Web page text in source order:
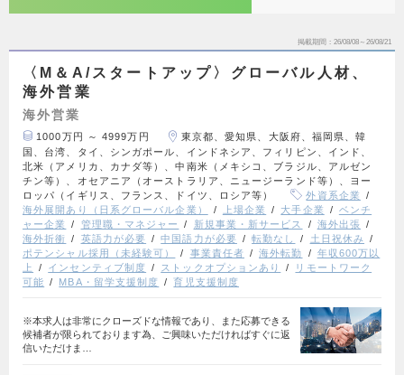
掲載期間 26/08/08～26/08/21
〈M＆A/スタートアップ〉グローバル人材、
海外営業
海外営業
1000万円 ～ 4999万円
東京都、愛知県、大阪府、福岡県、韓
国、台湾、タイ、シンガポール、インドネシア、フィリピン、インド、
北米（アメリカ、カナダ等）、中南米（メキシコ、ブラジル、アルゼン
チン等）、オセアニア（オーストラリア、ニュージーランド等）、ヨー
ロッパ（イギリス、フランス、ドイツ、ロシア等）
外資系企業
海外展開あり（日系グローバル企業）
上場企業 大手企業
ベンチ
ャー企業
管理職・マネジャー 新規事業・新サービス
海外出張
海外折衝
英語力が必要 中国語力が必要 転勤なし
土日祝休み
ポテンシャル採用（未経験可）
事業責任者 海外転勤
年収600万以
上
インセンティブ制度 ストックオプションあり
リモートワーク
可能
MBA・留学支援制度 育児支援制度
※本求人は非常にクローズドな情報であり、また応募できる
候補者が限られております為、ご興味いただければすぐに返
信いただけま…